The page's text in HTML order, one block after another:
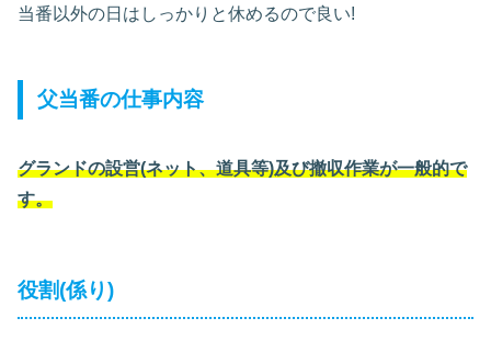
当番以外の日はしっかりと休めるので良い!
父当番の仕事内容
グランドの設営(ネット、道具等)及び撤収作業が一般的で
す。
役割(係り)